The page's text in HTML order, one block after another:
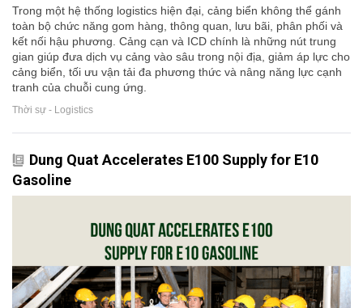
Trong một hệ thống logistics hiện đại, cảng biển không thể gánh
toàn bộ chức năng gom hàng, thông quan, lưu bãi, phân phối và
kết nối hậu phương. Cảng cạn và ICD chính là những nút trung
gian giúp đưa dịch vụ cảng vào sâu trong nội địa, giảm áp lực cho
cảng biển, tối ưu vận tải đa phương thức và nâng năng lực cạnh
tranh của chuỗi cung ứng.
Thời sự - Logistics
Dung Quat Accelerates E100 Supply for E10
Gasoline